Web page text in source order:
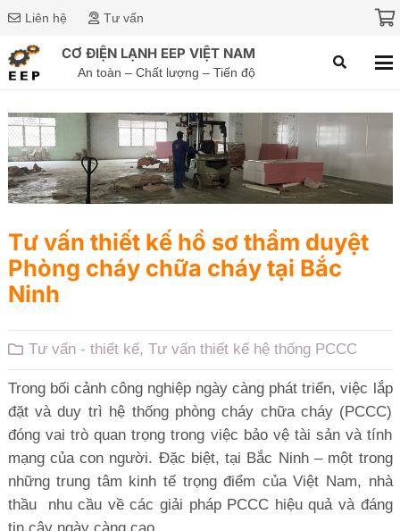
Liên hệ Tư vấn
CƠ ĐIỆN LẠNH EEP VIỆT NAM
An toàn – Chất lượng – Tiến độ
Tư vấn thiết kế hồ sơ thẩm duyệt
Phòng cháy chữa cháy tại Bắc
Ninh
Tư vấn - thiết kế,Tư vấn thiết kế hệ thống PCCC
Trong bối cảnh công nghiệp ngày càng phát triển, việc lắp
đặt và duy trì hệ thống phòng cháy chữa cháy (PCCC)
đóng vai trò quan trọng trong việc bảo vệ tài sản và tính
mạng của con người. Đặc biệt, tại Bắc Ninh – một trong
những trung tâm kinh tế trọng điểm của Việt Nam, nhà
thầu nhu cầu về các giải pháp PCCC hiệu quả và đáng